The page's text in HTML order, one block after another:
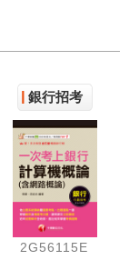
銀行招考
2G56115E